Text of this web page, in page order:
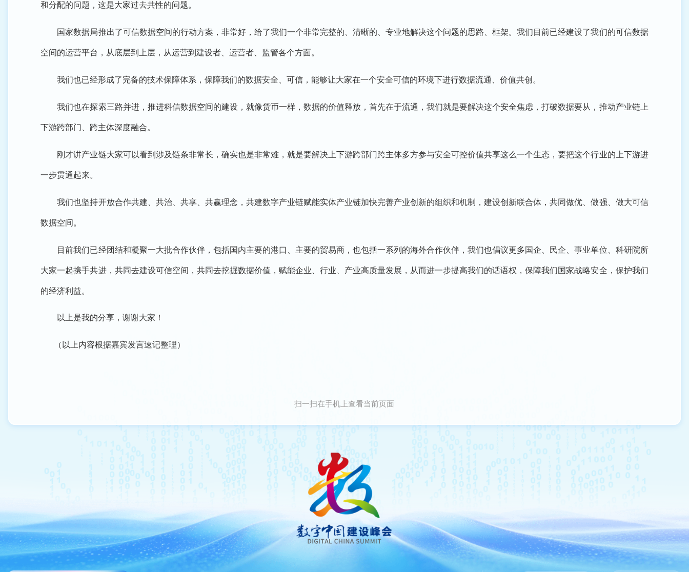
和分配的问题，这是大家过去共性的问题。
国家数据局推出了可信数据空间的行动方案，非常好，给了我们一个非常完整的、清晰的、专业地解决这个问题的思路、框架。我们目前已经建设了我们的可信数据
空间的运营平台，从底层到上层，从运营到建设者、运营者、监管各个方面。
我们也已经形成了完备的技术保障体系，保障我们的数据安全、可信，能够让大家在一个安全可信的环境下进行数据流通、价值共创。
我们也在探索三路并进，推进科信数据空间的建设，就像货币一样，数据的价值释放，首先在于流通，我们就是要解决这个安全焦虑，打破数据要从，推动产业链上
下游跨部门、跨主体深度融合。
刚才讲产业链大家可以看到涉及链条非常长，确实也是非常难，就是要解决上下游跨部门跨主体多方参与安全可控价值共享这么一个生态，要把这个行业的上下游进
一步贯通起来。
我们也坚持开放合作共建、共治、共享、共赢理念，共建数字产业链赋能实体产业链加快完善产业创新的组织和机制，建设创新联合体，共同做优、做强、做大可信
数据空间。
目前我们已经团结和凝聚一大批合作伙伴，包括国内主要的港口、主要的贸易商，也包括一系列的海外合作伙伴，我们也倡议更多国企、民企、事业单位、科研院所
大家一起携手共进，共同去建设可信空间，共同去挖掘数据价值，赋能企业、行业、产业高质量发展，从而进一步提高我们的话语权，保障我们国家战略安全，保护我们
的经济利益。
以上是我的分享，谢谢大家！
（以上内容根据嘉宾发言速记整理）
扫一扫在手机上查看当前页面